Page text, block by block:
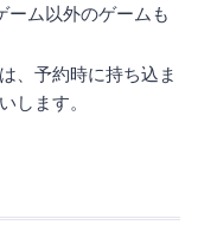
ーム以外のゲームも
、予約時に持ち込ま
します。